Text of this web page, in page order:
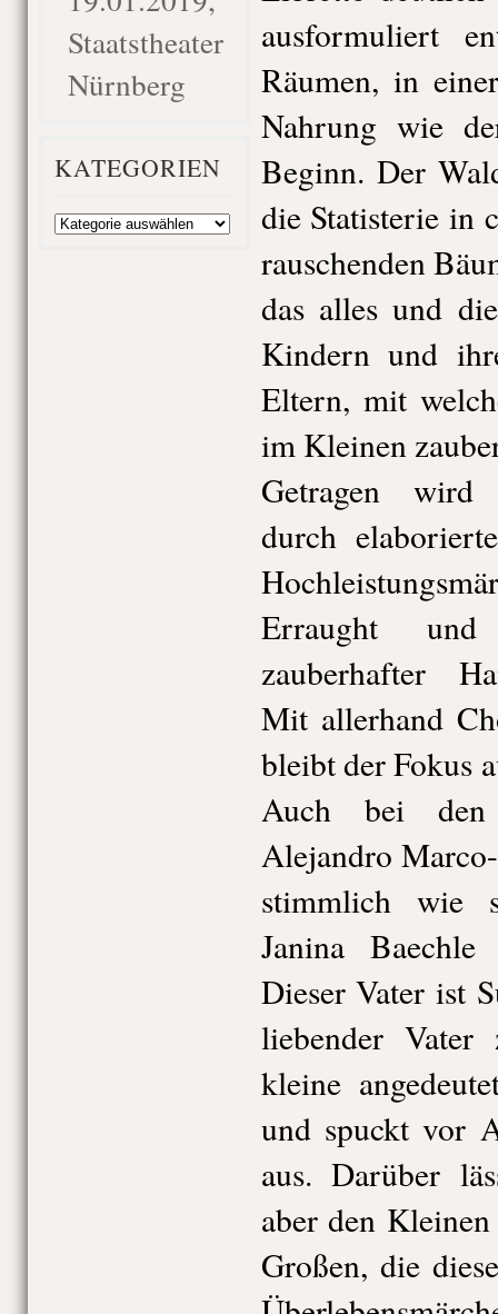
Staatstheater
Nürnberg
KATEGORIEN
Kategorien
ausformuliert
Räumen, in
Nahrung wie
Beginn. Der
die Statisterie in
rauschenden
das alles und
Kindern und
Eltern, mit
im Kleinen
Getragen wird
durch
Erraught
zauberhafter
Mit allerhand
bleibt der Fokus
Auch bei den
Alejandro
stimmlich wie
Janina
Dieser Vater ist
liebender Vater
kleine
und spuckt vor
aus. Darüber
aber den
Großen, die